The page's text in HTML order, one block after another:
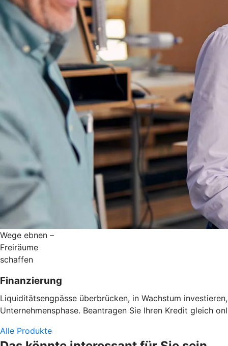
Wege ebnen –
Freiräume
schaffen
Finanzierung
Liquiditätsengpässe überbrücken, in Wachstum
Unternehmensphase. Beantragen Sie Ihren Kredit gleich
Alle Produkte